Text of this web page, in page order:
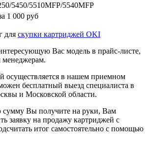
5450/5510MFP/5540MFP
1 000 руб
для скупки картриджей OKI
Вас модель в прайс-листе,
менеджерам.
осуществляется в нашем приемном
бесплатный выезд специалиста в
и Московской области.
сумму Вы получите на руки, Вам
заявку на продажу картриджей с
итог самостоятельно с помощью